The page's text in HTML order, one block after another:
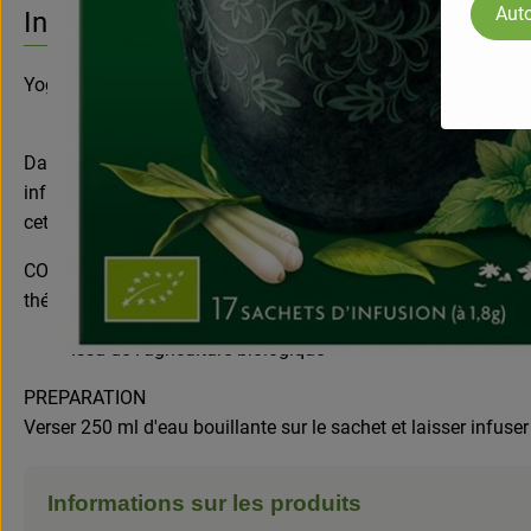
Info
Yogi Tea Equilibre du Thé Vert 17 sachets de 1,8g
Dans le YOGI TEA® Équilibre du Thé Vert, le thé vert et le
infusion combine l’ancienne tradition du thé vert avec la
cette infusion est : « L’équilibre parfait ».
COMPOSITION
thé vert*, fleurs de sureau*, citronnelle*, menthe poivrée*,
issu de l'agriculture biologique
PREPARATION
Verser 250 ml d'eau bouillante sur le sachet et laisser
Informations sur les produits